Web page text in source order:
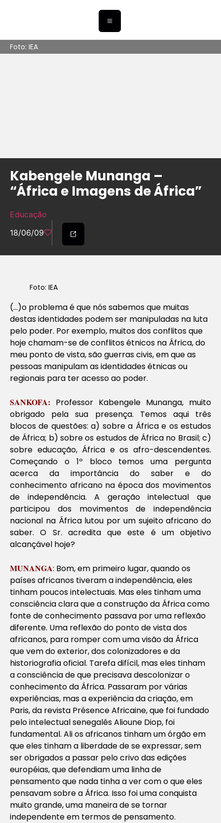
Foto: IEA
Kabengele Munanga –
“África e Imagens de África”
Educação
18/06/09
Foto: IEA
(…)o problema é que nós sabemos que muitas
destas identidades podem ser manipuladas na luta
pelo poder. Por exemplo, muitos dos conflitos que
hoje chamam-se de conflitos étnicos na África, do
meu ponto de vista, são guerras civis, em que as
pessoas manipulam as identidades étnicas ou
regionais para ter acesso ao poder.
SANKOFA: Professor Kabengele Munanga, muito
obrigado pela sua presença. Temos aqui três
blocos de questões: a) sobre a África e os estudos
de África; b) sobre os estudos de África no Brasil; c)
sobre educação, África e os afro-descendentes.
Começando o 1º bloco temos uma pergunta
acerca da importância do saber e do
conhecimento africano na época dos movimentos
de independência. A geração intelectual que
participou dos movimentos de independência
nacional na África lutou por um sujeito africano do
saber. O Sr. acredita que este é um objetivo
alcançável hoje?
MUNANGA: Bom, em primeiro lugar, quando os
países africanos tiveram a independência, eles
tinham poucos intelectuais. Mas eles tinham uma
consciência clara que a construção da África como
fonte de conhecimento passava por uma reflexão
diferente. Uma reflexão do ponto de vista dos
africanos, para romper com uma visão da África
que vem do exterior, dos colonizadores e da
historiografia oficial. Tarefa difícil, mas eles tinham
a consciência de que precisava descolonizar o
conhecimento da África. Passaram por várias
experiências, mas a experiência da criação, em
Paris, da revista Présence Africaine, que foi fundado
pelo intelectual senegalês Alioune Diop, foi
fundamental. Ali os africanos tinham um órgão em
que eles tinham a liberdade de se expressar, sem
ser obrigados a passar pelo crivo das edições
européias, que defendiam uma linha de
pensamento que nada tinha a ver com o que eles
pensavam sobre a África. Isso foi uma conquista
muito grande, uma maneira de se tornar
independente em termos de pensamento.